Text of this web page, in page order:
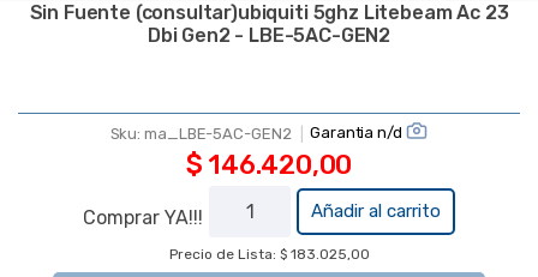
Sin Fuente (consultar)ubiquiti 5ghz Litebeam Ac 23
Dbi Gen2 - LBE-5AC-GEN2
Sku:ma_LBE-5AC-GEN2 Garantia n/d
$ 146.420,00
Comprar YA!!!
Sin Fuente
(consultar)ubiquiti
5ghz Litebeam Ac
Añadir al carrito
Precio de Lista: $ 183.025,00